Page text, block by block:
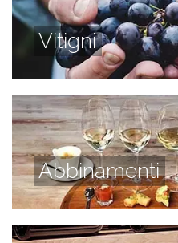
Vitigni
Abbinamenti